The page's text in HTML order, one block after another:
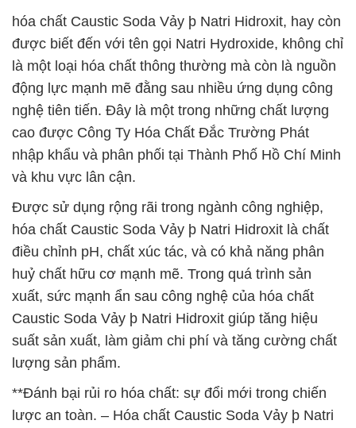
hóa chất Caustic Soda Vảy þ Natri Hidroxit, hay còn
được biết đến với tên gọi Natri Hydroxide, không chỉ
là một loại hóa chất thông thường mà còn là nguồn
động lực mạnh mẽ đằng sau nhiều ứng dụng công
nghệ tiên tiến. Đây là một trong những chất lượng
cao được Công Ty Hóa Chất Đắc Trường Phát
nhập khẩu và phân phối tại Thành Phố Hồ Chí Minh
và khu vực lân cận.
Được sử dụng rộng rãi trong ngành công nghiệp,
hóa chất Caustic Soda Vảy þ Natri Hidroxit là chất
điều chỉnh pH, chất xúc tác, và có khả năng phân
huỷ chất hữu cơ mạnh mẽ. Trong quá trình sản
xuất, sức mạnh ẩn sau công nghệ của hóa chất
Caustic Soda Vảy þ Natri Hidroxit giúp tăng hiệu
suất sản xuất, làm giảm chi phí và tăng cường chất
lượng sản phẩm.
**Đánh bại rủi ro hóa chất: sự đổi mới trong chiến
lược an toàn. – Hóa chất Caustic Soda Vảy þ Natri